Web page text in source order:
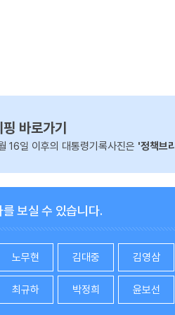
바로가기
16일 이후의 대통령기록사진은 '정책브
보실 수 있습니다.
노무현 김대중 김영삼
최규하 박정희 윤보선